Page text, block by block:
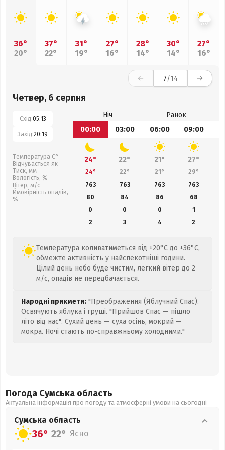
36°
20°
37°
22°
31°
19°
27°
16°
28°
14°
30°
14°
27°
16°
7/14
Четвер, 6 серпня
Схід:05:13
Захід:20:19
Температура С°
Відчувається як
Тиск, мм
Вологість, %
Вітер, м/с
Ймовірність опадів,
%
Ніч
Ранок
00:00
03:00 06:00 09:00
24° 22° 21° 27°
24° 22° 21° 29°
763
763 763 763
80
84 86 68
0
0 0
1
2
3 4 2
Температура коливатиметься від +20°C до +36°C,
обмежте активність у найспекотніші години.
Цілий день небо буде чистим, легкий вітер до 2
м/с, опадів не передбачається.
Народні прикмети: "Преображення (Яблучний Спас).
Освячують яблука і груші. "Прийшов Спас — пішло
літо від нас". Сухий день — суха осінь, мокрий —
мокра. Ночі стають по-справжньому холодними."
Погода Сумська область
Актуальна інформація про погоду та атмосферні умови на сьогодні
Сумська область
36° 22° Ясно